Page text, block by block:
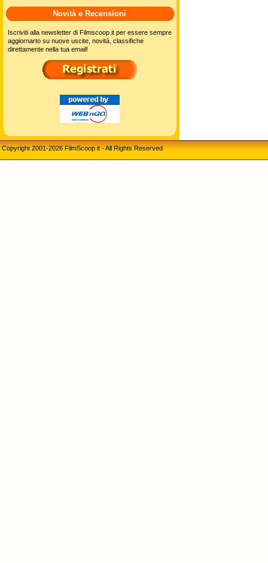
Novità e Recensioni
Iscriviti alla newsletter di Filmscoop.it per essere sempre
aggiornarto su nuove uscite, novità, classifiche
direttamente nella tua email!
Copyright 2001-2026 FilmScoop.it - All Rights Reserved